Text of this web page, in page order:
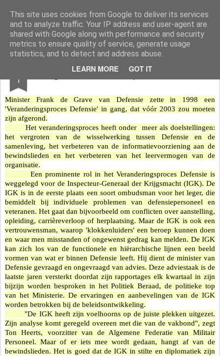
This site uses cookies from Google to deliver its services
and to analyze traffic. Your IP address and user-agent are
shared with Google along with performance and security
metrics to ensure quality of service, generate usage
statistics, and to detect and address abuse.
LEARN MORE GOT IT
Styloblog Stylo is secretariaat en tekstredactie Ytzen Lont
Pages
1 Het gezicht van de Inspecteur-Generaal
Minister Frank de Grave van Defensie zette in 1998 een
'Veranderingsproces Defensie' in gang, dat vóór 2003 zou moeten
zijn afgerond.
Het veranderingsproces heeft onder meer als doelstellingen:
het vergroten van de wisselwerking tussen Defensie en de
samenleving, het verbeteren van de informatievoorziening aan de
bewindslieden en het verbeteren van het leervermogen van de
organisatie.
Een prominente rol in het Veranderingsproces Defensie is
weggelegd voor de Inspecteur-Generaal der Krijgsmacht (IGK). De
IGK is in de eerste plaats een soort ombudsman voor het leger, die
bemiddelt bij individuele problemen van defensiepersoneel en
veteranen. Het gaat dan bijvoorbeeld om conflicten over aanstelling,
opleiding, carrièreverloop of herplaatsing. Maar de IGK is ook een
vertrouwensman, waarop 'klokkenluiders' een beroep kunnen doen
en waar men misstanden of ongewenst gedrag kan melden. De IGK
kan zich los van de functionele en hiërarchische lijnen een beeld
vormen van wat er binnen Defensie leeft. Hij dient de minister van
Defensie gevraagd en ongevraagd van advies. Deze adviestaak is de
laatste jaren versterkt doordat zijn rapportages elk kwartaal in zijn
bijzijn worden besproken in het Politiek Beraad, de politieke top
van het Ministerie. De ervaringen en aanbevelingen van de IGK
worden betrokken bij de beleidsontwikkeling.
"De IGK heeft zijn voelhoorns op de juiste plekken uitgezet.
Zijn analyse komt geregeld overeen met die van de vakbond", zegt
Ton Heerts, voorzitter van de Algemene Federatie van Militair
Personeel. Maar of er iets mee wordt gedaan, hangt af van de
bewindslieden. Het is goed dat de IGK in stilte en diplomatiek zijn